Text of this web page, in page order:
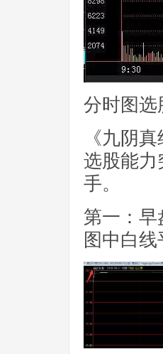
分时图选
《九阴
选股能力
手。
第一：
图中白